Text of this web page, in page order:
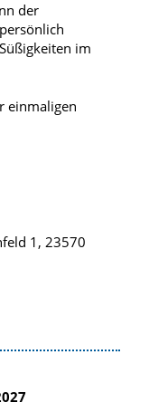
der
im
einmaligen
1, 23570